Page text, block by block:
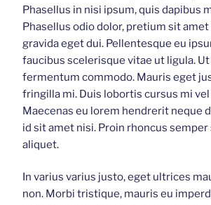
Phasellus in nisi ipsum, quis dapibus
Phasellus odio dolor, pretium sit amet
gravida eget dui. Pellentesque eu
faucibus scelerisque vitae ut ligula.
fermentum commodo. Mauris eget
fringilla mi. Duis lobortis cursus mi
Maecenas eu lorem hendrerit neque
id sit amet nisi. Proin rhoncus semper
aliquet.
In varius varius justo, eget ultrices
non. Morbi tristique, mauris eu